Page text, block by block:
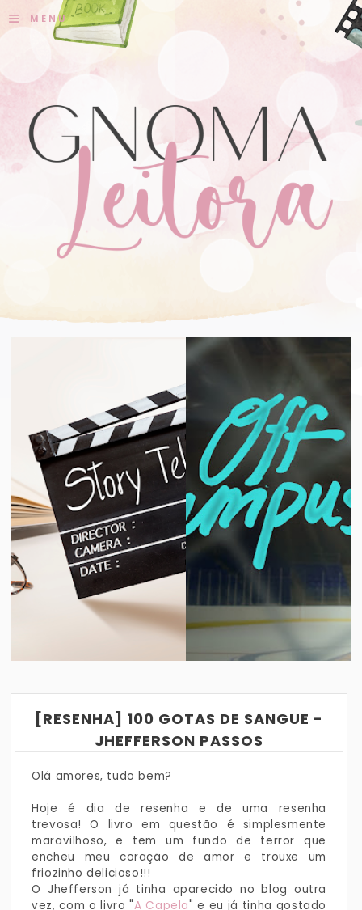
≡ MENU
DESSE LIVRO
[SÉRIE] OFF CAMPUS: O QUE ACHEI DA
VER POST
[RESENHA] 100 GOTAS DE SANGUE -
JHEFFERSON PASSOS
Olá amores, tudo bem?
Hoje é dia de resenha e de uma resenha
trevosa! O livro em questão é simplesmente
maravilhoso, e tem um fundo de terror que
encheu meu coração de amor e trouxe um
friozinho delicioso!!!
O Jhefferson já tinha aparecido no blog outra
vez, com o livro "A Capela" e eu já tinha gostado